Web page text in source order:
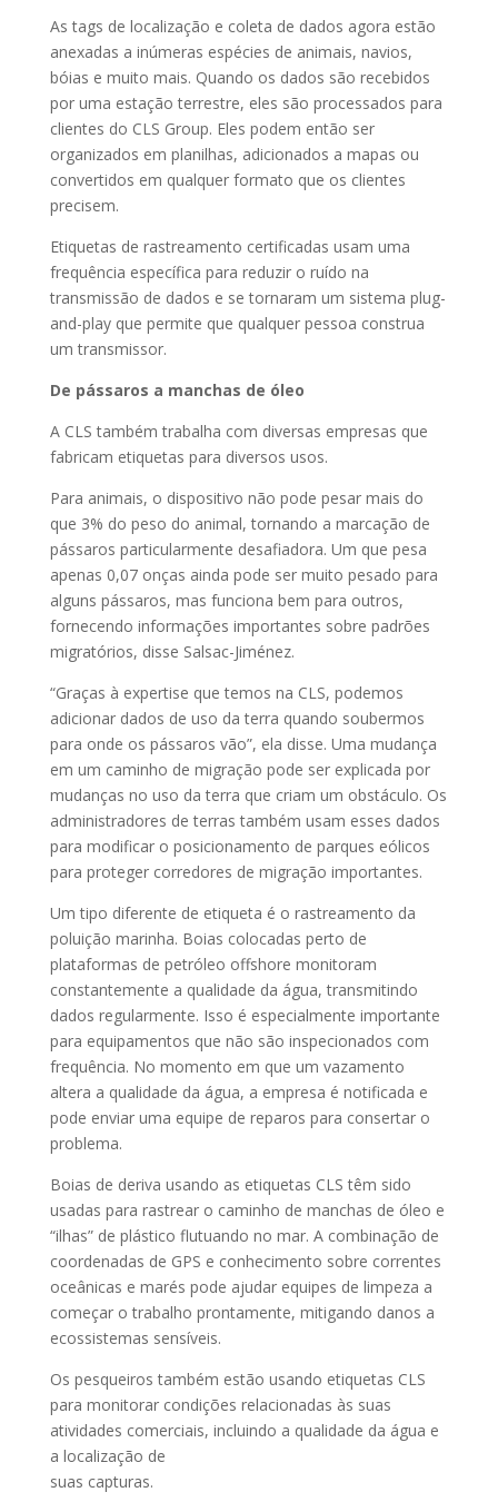
As tags de localização e coleta de dados agora estão
anexadas a inúmeras espécies de animais, navios,
bóias e muito mais. Quando os dados são recebidos
por uma estação terrestre, eles são processados ​​para
clientes do CLS Group. Eles podem então ser
organizados em planilhas, adicionados a mapas ou
convertidos em qualquer formato que os clientes
precisem.
Etiquetas de rastreamento certificadas usam uma
frequência específica para reduzir o ruído na
transmissão de dados e se tornaram um sistema plug-
and-play que permite que qualquer pessoa construa
um transmissor.
De pássaros a manchas de óleo
A CLS também trabalha com diversas empresas que
fabricam etiquetas para diversos usos.
Para animais, o dispositivo não pode pesar mais do
que 3% do peso do animal, tornando a marcação de
pássaros particularmente desafiadora. Um que pesa
apenas 0,07 onças ainda pode ser muito pesado para
alguns pássaros, mas funciona bem para outros,
fornecendo informações importantes sobre padrões
migratórios, disse Salsac-Jiménez.
“Graças à expertise que temos na CLS, podemos
adicionar dados de uso da terra quando soubermos
para onde os pássaros vão”, ela disse. Uma mudança
em um caminho de migração pode ser explicada por
mudanças no uso da terra que criam um obstáculo. Os
administradores de terras também usam esses dados
para modificar o posicionamento de parques eólicos
para proteger corredores de migração importantes.
Um tipo diferente de etiqueta é o rastreamento da
poluição marinha. Boias colocadas perto de
plataformas de petróleo offshore monitoram
constantemente a qualidade da água, transmitindo
dados regularmente. Isso é especialmente importante
para equipamentos que não são inspecionados com
frequência. No momento em que um vazamento
altera a qualidade da água, a empresa é notificada e
pode enviar uma equipe de reparos para consertar o
problema.
Boias de deriva usando as etiquetas CLS têm sido
usadas para rastrear o caminho de manchas de óleo e
“ilhas” de plástico flutuando no mar. A combinação de
coordenadas de GPS e conhecimento sobre correntes
oceânicas e marés pode ajudar equipes de limpeza a
começar o trabalho prontamente, mitigando danos a
ecossistemas sensíveis.
Os pesqueiros também estão usando etiquetas CLS
para monitorar condições relacionadas às suas
atividades comerciais, incluindo a qualidade da água e
a localização de
suas capturas.